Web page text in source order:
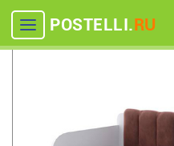
POSTELLI.RU